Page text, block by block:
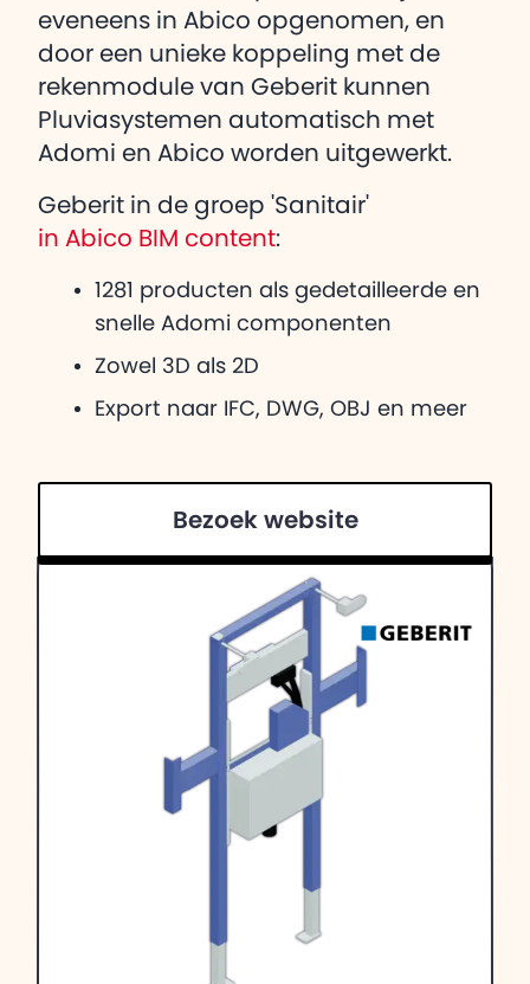
eveneens in Abico opgenomen, en
door een unieke koppeling met de
rekenmodule van Geberit kunnen
Pluviasystemen automatisch met
Adomi en Abico worden uitgewerkt.
Geberit in de groep 'Sanitair'
in Abico BIM content:
1281 producten als gedetailleerde en
snelle Adomi componenten
Zowel 3D als 2D
Export naar IFC, DWG, OBJ en meer
Bezoek website